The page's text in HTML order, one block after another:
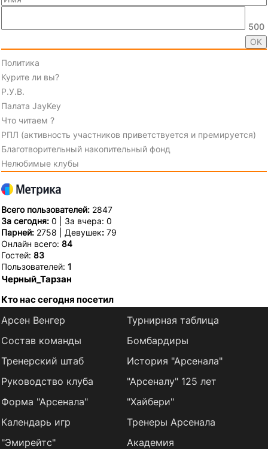
500
Политика
Курите ли вы?
Р.У.В.
Палата JayKey
Что читаем ?
РПЛ (активность участников приветствуется и премируется)
Благотворительный накопительный фонд
Нелюбимые клубы
Всего пользователей: 2847
За сегодня: 0 | За вчера: 0
Парней: 2758 | Девушек: 79
Онлайн всего: 84
Гостей: 83
Пользователей: 1
Черный_Тарзан
Кто нас сегодня посетил
Арсен Венгер
Состав команды
Тренерский штаб
Руководство клуба
Форма "Арсенала"
Календарь игр
Турнирная таблица
Бомбардиры
История "Арсенала"
"Арсеналу" 125 лет
"Хайбери"
Тренеры Арсенала
"Эмирейтс"
Академия